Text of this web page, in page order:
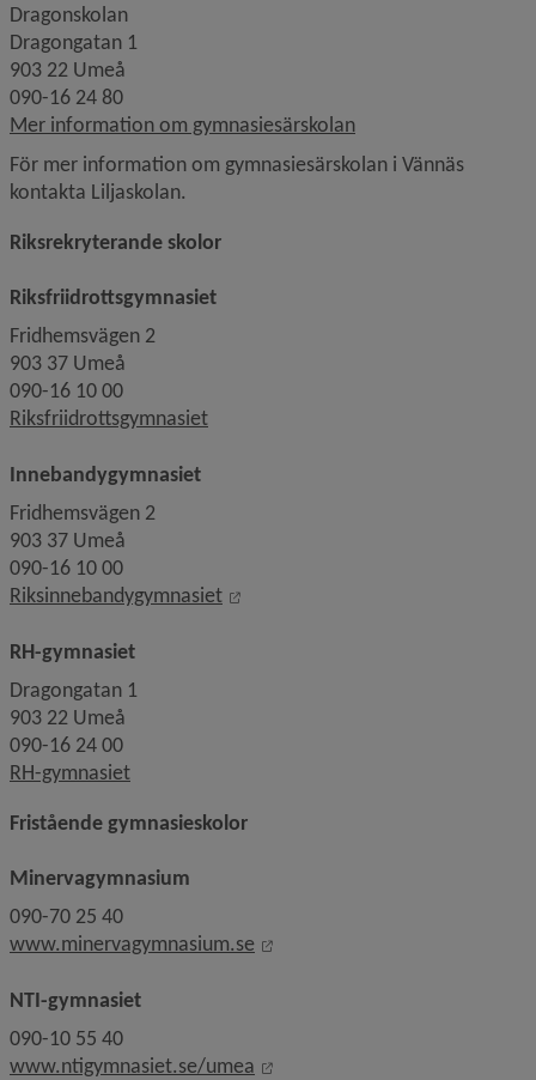
Dragonskolan
Dragongatan 1
903 22 Umeå
090-16 24 80
Mer information om gymnasiesärskolan
För mer information om gymnasiesärskolan i Vännäs
kontakta Liljaskolan.
Riksrekryterande skolor
Riksfriidrottsgymnasiet
Fridhemsvägen 2
903 37 Umeå
090-16 10 00
Riksfriidrottsgymnasiet
Innebandygymnasiet
Fridhemsvägen 2
903 37 Umeå
090-16 10 00
Riksinnebandygymnasiet
Linkki toiselle sivustolle, avautuu
RH-gymnasiet
Dragongatan 1
903 22 Umeå
090-16 24 00
RH-gymnasiet
Fristående gymnasieskolor
Minervagymnasium
090-70 25 40
www.minervagymnasium.se
Linkki toiselle sivustolle,
NTI-gymnasiet
090-10 55 40
www.ntigymnasiet.se/umea
Linkki toiselle sivustolle,